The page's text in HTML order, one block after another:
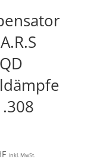
inkl. MwSt.